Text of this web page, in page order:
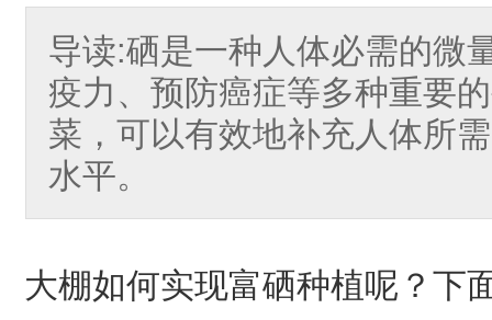
导读:硒是一种人体必需的微
疫力、预防癌症等多种重要
菜，可以有效地补充人体所
水平。
大棚如何实现富硒种植呢？下